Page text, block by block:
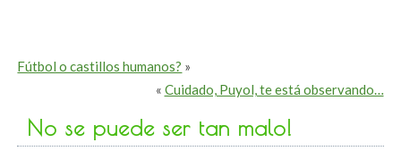
Fútbol o castillos humanos? »
« Cuidado, Puyol, te está observando…
No se puede ser tan malo!